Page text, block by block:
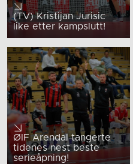
(TV) Kristijan Jurisic
like etter kampslutt!
ØIF Arendal tangerte
tidenes nest beste
serieåpning!